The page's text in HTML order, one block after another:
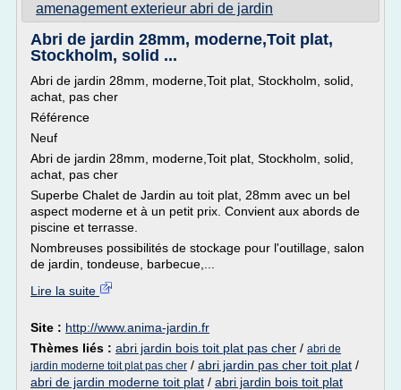
amenagement exterieur abri de jardin
Abri de jardin 28mm, moderne,Toit plat,
Stockholm, solid ...
Abri de jardin 28mm, moderne,Toit plat, Stockholm, solid,
achat, pas cher
Référence
Neuf
Abri de jardin 28mm, moderne,Toit plat, Stockholm, solid,
achat, pas cher
Superbe Chalet de Jardin au toit plat, 28mm avec un bel
aspect moderne et à un petit prix. Convient aux abords de
piscine et terrasse.
Nombreuses possibilités de stockage pour l'outillage, salon
de jardin, tondeuse, barbecue,...
Lire la suite
Site : http://www.anima-jardin.fr
Thèmes liés : abri jardin bois toit plat pas cher / abri de
jardin moderne toit plat pas cher / abri jardin pas cher toit plat /
abri de jardin moderne toit plat / abri jardin bois toit plat